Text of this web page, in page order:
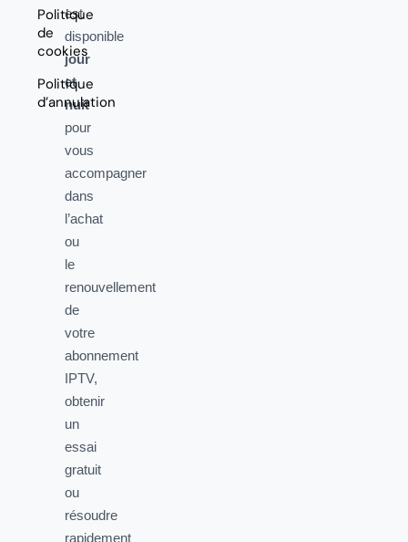
Politique
de
cookies
Politique
d’annulation
est
disponible
jour
et
nuit
pour
vous
accompagner
dans
l’achat
ou
le
renouvellement
de
votre
abonnement
IPTV,
obtenir
un
essai
gratuit
ou
résoudre
rapidement